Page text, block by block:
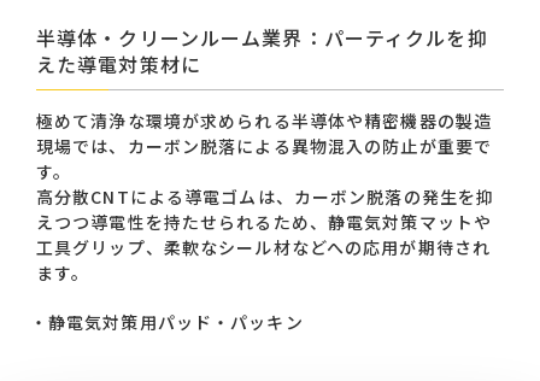
半導体・クリーンルーム業界：パーティクルを抑
えた導電対策材に
極めて清浄な環境が求められる半導体や精密機器の製造
現場では、カーボン脱落による異物混入の防止が重要で
す。
高分散CNTによる導電ゴムは、カーボン脱落の発生を抑
えつつ導電性を持たせられるため、静電気対策マットや
工具グリップ、柔軟なシール材などへの応用が期待され
ます。
静電気対策用パッド・パッキン